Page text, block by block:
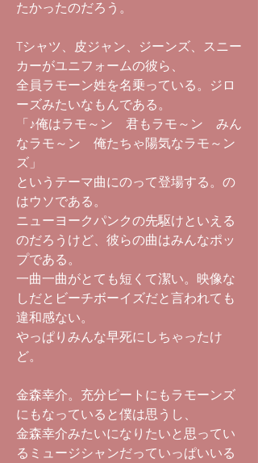
たかったのだろう。
Tシャツ、皮ジャン、ジーンズ、スニー
カーがユニフォームの彼ら、
全員ラモーン姓を名乗っている。ジロ
ーズみたいなもんである。
「♪俺はラモ～ン 君もラモ～ン みん
なラモ～ン 俺たちゃ陽気なラモ～ン
ズ」
というテーマ曲にのって登場する。の
はウソである。
ニューヨークパンクの先駆けといえる
のだろうけど、彼らの曲はみんなポッ
プである。
一曲一曲がとても短くて潔い。映像な
しだとビーチボーイズだと言われても
違和感ない。
やっぱりみんな早死にしちゃったけ
ど。
金森幸介。充分ピートにもラモーンズ
にもなっていると僕は思うし、
金森幸介みたいになりたいと思ってい
るミュージシャンだっていっぱいいる